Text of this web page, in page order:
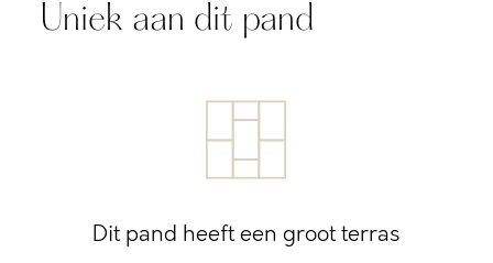
Uniek aan dit pand
Dit pand heeft een groot terras